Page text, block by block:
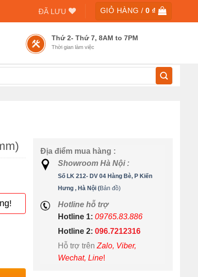
ĐÃ LƯU GIỎ HÀNG / 0 ₫
Thứ 2- Thứ 7, 8AM to 7PM
Thời gian làm việc
Địa điểm mua hàng :
Showroom Hà Nội :
Số LK 212- DV 04 Hàng Bè, P Kiến
Hưng , Hà Nội (Bản đồ)
Hotline hỗ trợ
Hotline 1: 09765.83.886
Hotline 2: 096.7212316
Hỗ trợ trên Zalo, Viber,
Wechat, Line!